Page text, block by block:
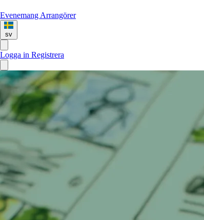
Evenemang Arrangörer
sv
Logga in Registrera